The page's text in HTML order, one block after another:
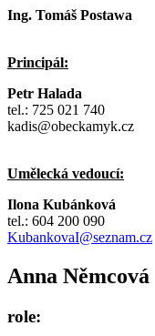
Ing. Tomáš Postawa
Principál:
Petr Halada
tel.: 725 021 740
kadis@obeckamyk.cz
Umělecká vedoucí:
Ilona Kubánková
tel.: 604 200 090
KubankovaI@seznam.cz
Anna Němcová
role: